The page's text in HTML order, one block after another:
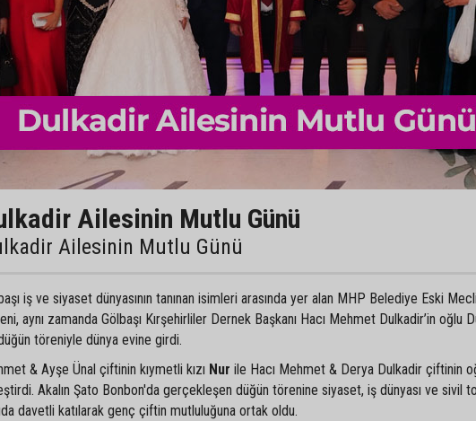
Ailesinin Mutlu Günü
Ailesinin Mutlu Günü
iş ve siyaset dünyasının tanınan isimleri arasında yer alan MHP Belediye Eski
aynı zamanda Gölbaşı Kırşehirliler Dernek Başkanı Hacı Mehmet Dulkadir’in oğlu
töreniyle dünya evine girdi.
& Ayşe Ünal çiftinin kıymetli kızı Nur ile Hacı Mehmet & Derya Dulkadir çiftinin
Akalın Şato Bonbon'da gerçekleşen düğün törenine siyaset, iş dünyası ve sivil
davetli katılarak genç çiftin mutluluğuna ortak oldu.